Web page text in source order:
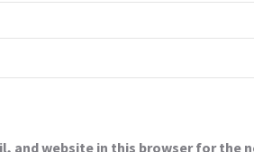
and website in this browser for the